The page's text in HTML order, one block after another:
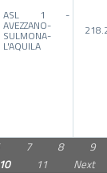
ASL 1 -
AVEZZANO-
SULMONA-
L'AQUILA
7 8
9
10
11 Next